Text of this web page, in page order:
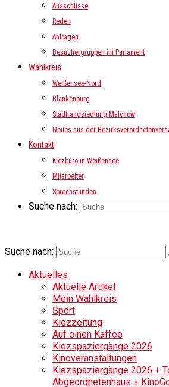
Ausschüsse
Reden
Anfragen
Besuchergruppen im Parlament
Wahlkreis
Weißensee-Nord
Blankenburg
Stadtrandsiedlung Malchow
Neues aus der
Kontakt
Kiezbüro in Weißensee
Mitarbeiter
Sprechstunden
Suche nach:
Suche nach:
Aktuelles
Aktuelle Artikel
Mein Wahlkreis
Sport
Kiezzeitung
Auf einen Kaffee
Kiezspaziergänge 2026
Kinoveranstaltungen
Kiezspaziergänge 2026 +
Abgeordnetenhaus +